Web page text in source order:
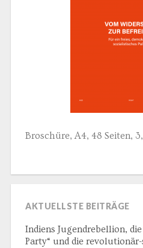
Broschüre, A4, 48 Seiten,
AKTUELLSTE BEITRÄGE
Indiens Jugendrebellion,
Party“ und die